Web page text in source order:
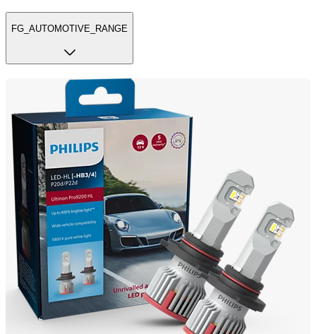
FG_AUTOMOTIVE_RANGE